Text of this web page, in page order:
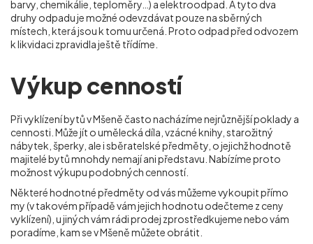
barvy, chemikálie, teploměry…) a elektroodpad. A tyto dva
druhy odpadu je možné odevzdávat pouze na sběrných
místech, která jsou k tomu určená. Proto odpad před odvozem
k likvidaci zpravidla ještě třídíme.
Výkup cenností
Při vyklízení bytů v Mšeně často nacházíme nejrůznější poklady a
cennosti. Může jít o umělecká díla, vzácné knihy, starožitný
nábytek, šperky, ale i sběratelské předměty, o jejichž hodnotě
majitelé bytů mnohdy nemají ani představu. Nabízíme proto
možnost výkupu podobných cenností.
Některé hodnotné předměty od vás můžeme vykoupit přímo
my (v takovém případě vám jejich hodnotu odečteme z ceny
vyklízení), u jiných vám rádi prodej zprostředkujeme nebo vám
poradíme, kam sev Mšeněmůžete obrátit.